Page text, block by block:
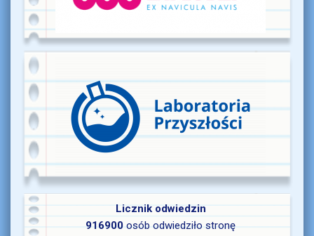
Licznik odwiedzin
916900 osób odwiedziło stronę